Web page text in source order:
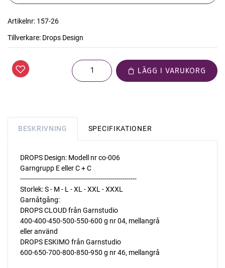
Artikelnr: 157-26
Tillverkare: Drops Design
LÄGG I VARUKORG
BESKRIVNING SPECIFIKATIONER
DROPS Design: Modell nr co-006
Garngrupp E eller C + C
----------------------------------------------------------
Storlek: S - M - L - XL - XXL - XXXL
Garnåtgång:
DROPS CLOUD från Garnstudio
400-400-450-500-550-600 g nr 04, mellangrå
eller använd
DROPS ESKIMO från Garnstudio
600-650-700-800-850-950 g nr 46, mellangrå